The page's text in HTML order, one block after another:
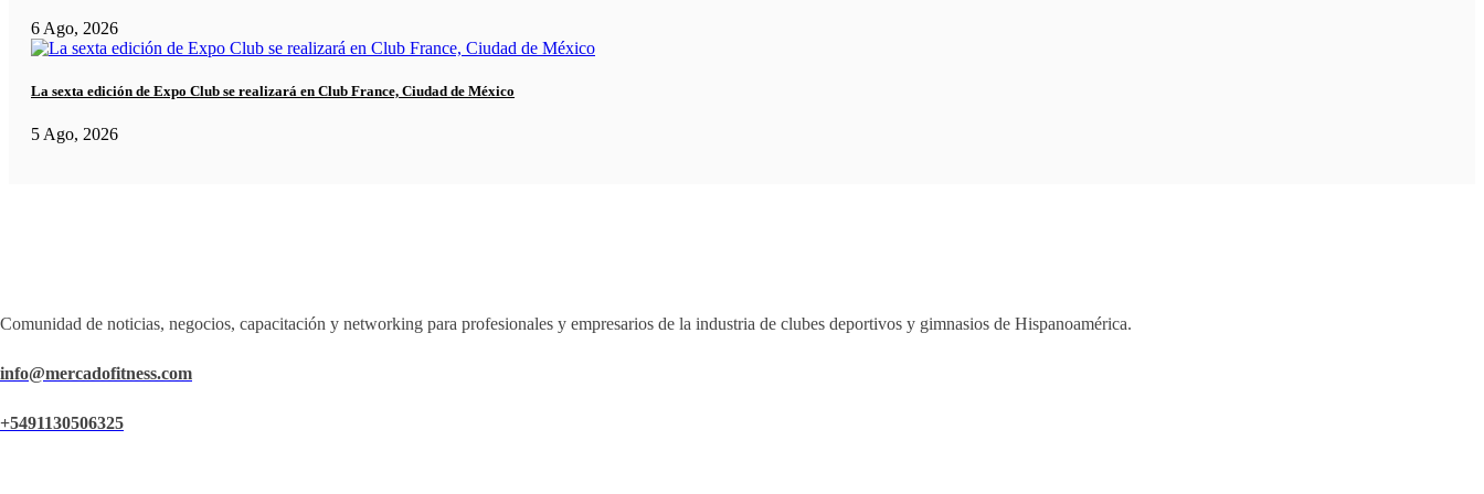
6 Ago, 2026
La sexta edición de Expo Club se realizará en Club France, Ciudad de México
5 Ago, 2026
Comunidad de noticias, negocios, capacitación y networking para profesionales y empresarios de la industria de clubes deportivos y gimnasios de Hispanoamérica.
info@mercadofitness.com
+5491130506325